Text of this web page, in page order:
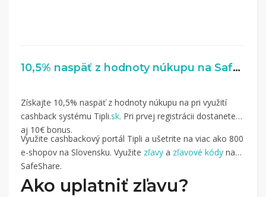
10,5% naspäť z hodnoty núkupu na SafeShare.io
Získajte 10,5% naspäť z hodnoty núkupu na pri využití
cashback systému Tipli.sk. Pri prvej registrácii dostanete
aj 10€ bonus.
Využite cashbackový portál Tipli a ušetrite na viac ako 800
e-shopov na Slovensku. Využite zľavy a zľavové kódy na
SafeShare.
Ako uplatniť zľavu?